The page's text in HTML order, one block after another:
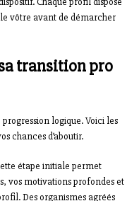
vôtre avant de démarcher
transition pro
logique. Voici les
chances d’aboutir.
étape initiale permet
vos motivations profondes et
Des organismes agréés